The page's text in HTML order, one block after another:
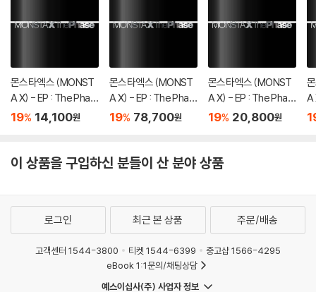
몬스타엑스 (MONST
A X) - EP : The Phas
e [DIGIPAK ver.][5종
19% 14,100원
몬스타엑스 (MONST
A X) - EP : The Phas
e [4종 SET]
19% 78,700원
몬스타엑스 (MONST
A X) - EP : The Phas
e [OFFSET ver.]
19% 20,800원
A
e
이 상품을 구입하신 분들이 산 분야 상품
로그인 최근 본 상품 주문/배송
고객센터 1544-3800 티켓 1544-6399
중고샵 1566-4295
eBook 1:1문의/채팅상담
예스이십사(주) 사업자 정보